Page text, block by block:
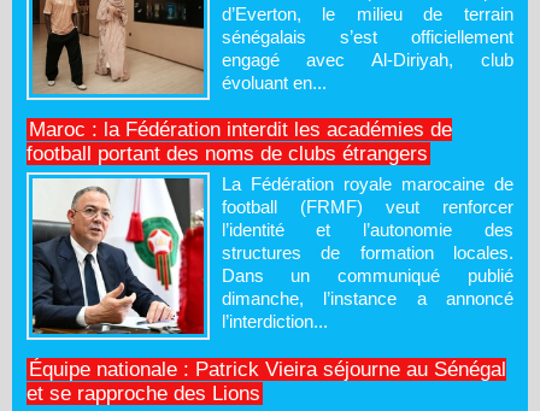
d’Everton, le milieu de terrain
sénégalais s’est officiellement
engagé avec Al-Diriyah, club
évoluant en...
Maroc : la Fédération interdit les académies de
football portant des noms de clubs étrangers
La Fédération royale marocaine de
football (FRMF) veut renforcer
l’identité et l’autonomie des
structures de formation locales.
Dans un communiqué publié
dimanche, l’instance a annoncé
l’interdiction...
Équipe nationale : Patrick Vieira séjourne au Sénégal
et se rapproche des Lions